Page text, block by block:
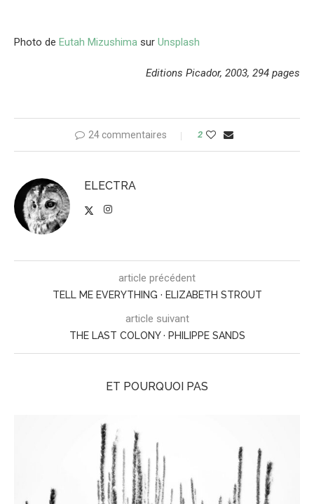
Photo de Eutah Mizushima sur Unsplash
Editions Picador, 2003, 294 pages
24 commentaires 2
ELECTRA
article précédent
TELL ME EVERYTHING · ELIZABETH STROUT
article suivant
THE LAST COLONY · PHILIPPE SANDS
ET POURQUOI PAS